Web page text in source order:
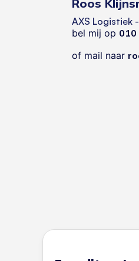
Roos
AXS Logistiek
bel mij op 010
of mail naar